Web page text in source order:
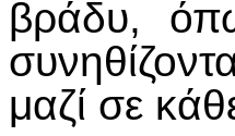
βράδυ,
μαζί σε